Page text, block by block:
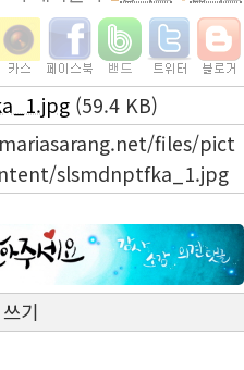
(59.4 KB)
files/pict
slsmdnptfka_1.jpg
기